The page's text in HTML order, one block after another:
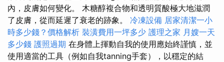
內，皮膚如何變化。 木糖醇複合物和透明質酸極大地滋潤
了皮膚，從而延遲了衰老的跡象。 冷凍設備 居家清潔一小
時多少錢？價格解析 裝潢費用一坪多少 護理之家 月嫂一天
多少錢 護照過期 在身體上揮動自我的使用應始終謹慎，並
使用適當的工具（例如自我tanning手套），以穩定的結